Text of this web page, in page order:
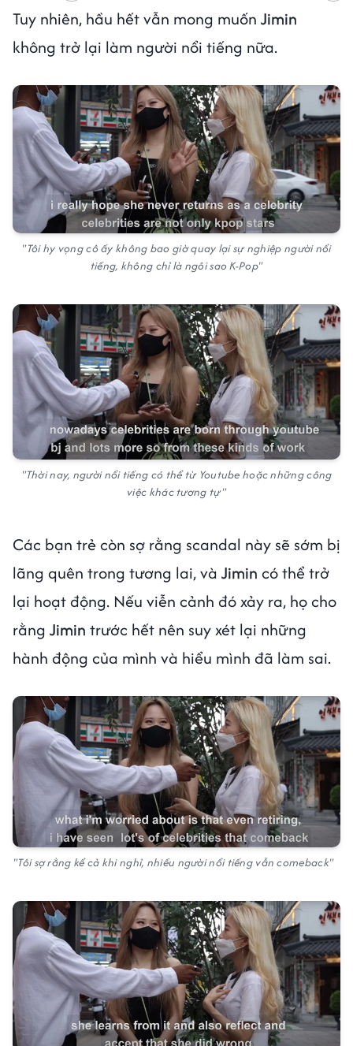
Tuy nhiên, hầu hết vẫn mong muốn Jimin
không trở lại làm người nổi tiếng nữa.
"Tôi hy vọng cô ấy không bao giờ quay lại sự nghiệp người nổi
tiếng, không chỉ là ngôi sao K-Pop"
"Thời nay, người nổi tiếng có thể từ Youtube hoặc những công
việc khác tương tự"
Các bạn trẻ còn sợ rằng scandal này sẽ sớm bị
lãng quên trong tương lai, và Jimin có thể trở
lại hoạt động. Nếu viễn cảnh đó xảy ra, họ cho
rằng Jimin trước hết nên suy xét lại những
hành động của mình và hiểu mình đã làm sai.
"Tôi sợ rằng kể cả khi nghỉ, nhiều người nổi tiếng vẫn comeback"